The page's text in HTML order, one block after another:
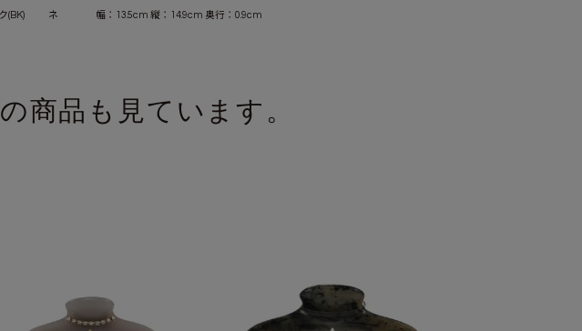
(BK) ネイビー(NV) ネイビー(NV) ネイビー(NV)
幅：13.5cm 縦：14.9cm 奥行：0.9cm
商品も見ています。